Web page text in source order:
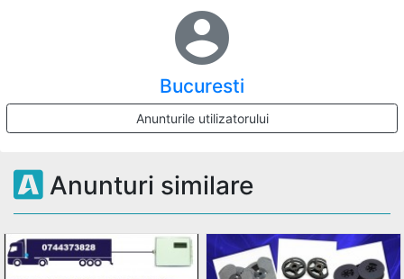
account_circle
Bucuresti
Anunturile utilizatorului
Anunturi similare